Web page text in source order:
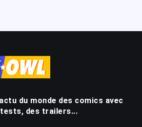
du monde des comics avec
des trailers...